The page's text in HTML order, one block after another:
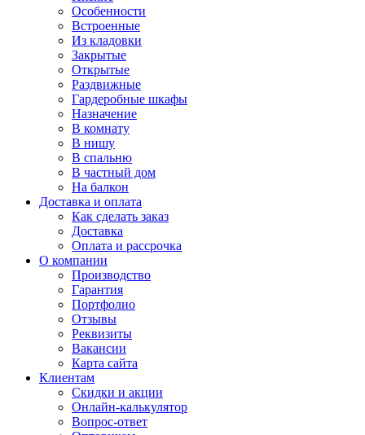
Особенности
Встроенные
Из кладовки
Закрытые
Открытые
Раздвижные
Гардеробные шкафы
Назначение
В комнату
В нишу
В спальню
В частный дом
На балкон
Доставка и оплата
Как сделать заказ
Доставка
Оплата и рассрочка
О компании
Производство
Гарантия
Портфолио
Отзывы
Реквизиты
Вакансии
Карта сайта
Клиентам
Скидки и акции
Онлайн-калькулятор
Вопрос-ответ